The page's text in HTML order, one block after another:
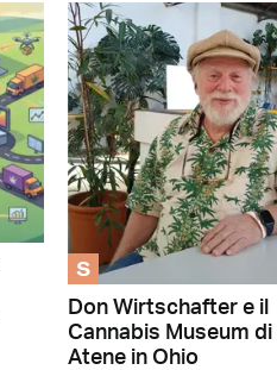
S
Don Wirtschafter e il
Cannabis Museum di
Atene in Ohio